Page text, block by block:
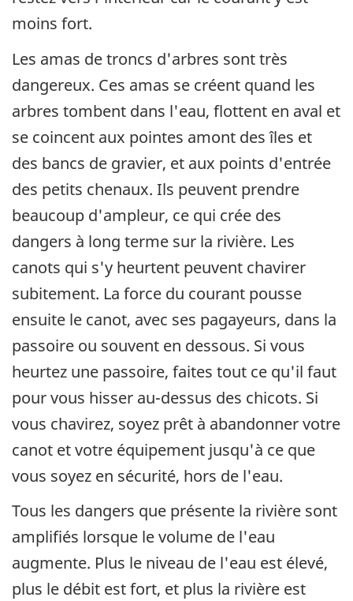
moins fort.
Les amas de troncs d'arbres sont très
dangereux. Ces amas se créent quand les
arbres tombent dans l'eau, flottent en aval et
se coincent aux pointes amont des îles et
des bancs de gravier, et aux points d'entrée
des petits chenaux. Ils peuvent prendre
beaucoup d'ampleur, ce qui crée des
dangers à long terme sur la rivière. Les
canots qui s'y heurtent peuvent chavirer
subitement. La force du courant pousse
ensuite le canot, avec ses pagayeurs, dans la
passoire ou souvent en dessous. Si vous
heurtez une passoire, faites tout ce qu'il faut
pour vous hisser au-dessus des chicots. Si
vous chavirez, soyez prêt à abandonner votre
canot et votre équipement jusqu'à ce que
vous soyez en sécurité, hors de l'eau.
Tous les dangers que présente la rivière sont
amplifiés lorsque le volume de l'eau
augmente. Plus le niveau de l'eau est élevé,
plus le débit est fort, et plus la rivière est